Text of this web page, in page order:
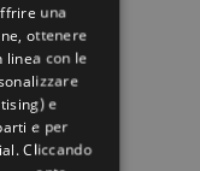
ricercata
ENGLISH
GERMAN
FRENCH
RUSSIAN
una
ottenere
linea con le
e
e per
Cliccando